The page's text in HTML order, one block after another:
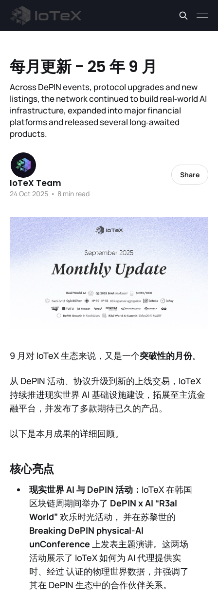
每月更新 - 25 年 9 月
Across DePIN events, protocol upgrades and new
listings, the network continued to build real‑world AI
infrastructure, expanded into major financial
platforms and released several long‑awaited
products.
IoTeX Team
24 Oct 2025 • 8 min read
Share
9 月对 IoTeX 生态来说，又是一个突破性的月份。
从 DePIN 活动、协议升级到新的上线交易，IoTeX
持续推进现实世界 AI 基础设施建设，拓展至主流金
融平台，并发布了多款期待已久的产品。
以下是本月成果的详细回顾。
核心亮点
现实世界 AI 与 DePIN 活动： IoTeX 在韩国
区块链周期间举办了 DePIN x AI “R3al
World” 欢乐时光活动， 并在苏黎世的
Breaking DePIN physical-AI
unConference 上发表主题演讲。这两场
活动展示了 IoTeX 如何为 AI 代理提供实
时、经过 认证的物理世界数据，并强调了
其在 DePIN 生态中的合作伙伴关系。